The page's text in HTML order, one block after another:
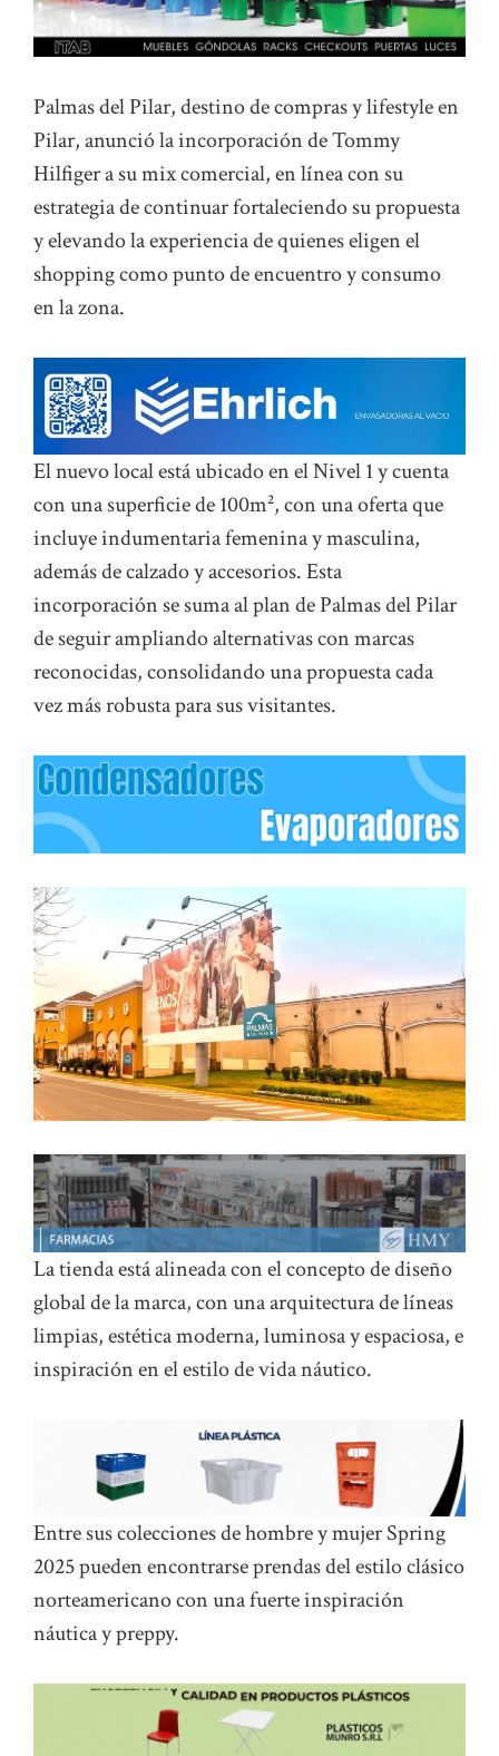
Palmas del Pilar, destino de compras y lifestyle en
Pilar, anunció la incorporación de Tommy
Hilfiger a su mix comercial, en línea con su
estrategia de continuar fortaleciendo su propuesta
y elevando la experiencia de quienes eligen el
shopping como punto de encuentro y consumo
en la zona.
El nuevo local está ubicado en el Nivel 1 y cuenta
con una superficie de 100m², con una oferta que
incluye indumentaria femenina y masculina,
además de calzado y accesorios. Esta
incorporación se suma al plan de Palmas del Pilar
de seguir ampliando alternativas con marcas
reconocidas, consolidando una propuesta cada
vez más robusta para sus visitantes.
La tienda está alineada con el concepto de diseño
global de la marca, con una arquitectura de líneas
limpias, estética moderna, luminosa y espaciosa, e
inspiración en el estilo de vida náutico.
Entre sus colecciones de hombre y mujer Spring
2025 pueden encontrarse prendas del estilo clásico
norteamericano con una fuerte inspiración
náutica y preppy.